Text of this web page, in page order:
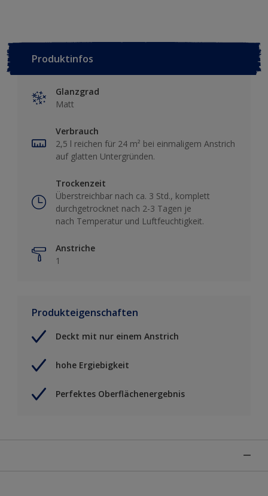
Produktinfos
Glanzgrad
Matt
Verbrauch
2,5 l reichen für 24 m² bei einmaligem Anstrich
auf glatten Untergründen.
Trockenzeit
Überstreichbar nach ca. 3 Std., komplett
durchgetrocknet nach 2-3 Tagen je
nach Temperatur und Luftfeuchtigkeit.
Anstriche
1
Produkteigenschaften
Deckt mit nur einem Anstrich
hohe Ergiebigkeit
Perfektes Oberflächenergebnis